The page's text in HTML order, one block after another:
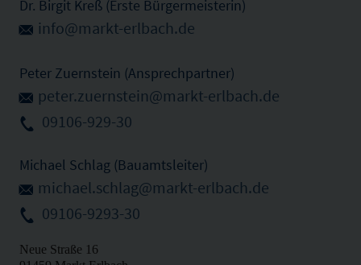
Dr. Birgit Kreß (Erste Bürgermeisterin)
info@markt-erlbach.de
Peter Zuernstein (Ansprechpartner)
peter.zuernstein@markt-erlbach.de
09106-929-30
Michael Schlag (Bauamtsleiter)
michael.schlag@markt-erlbach.de
09106-9293-30
Neue Straße 16